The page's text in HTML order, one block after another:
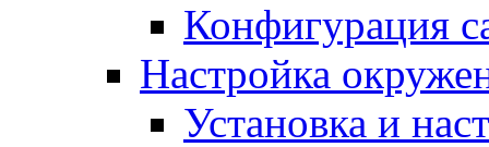
Конфигурация
Настройка
Установка и